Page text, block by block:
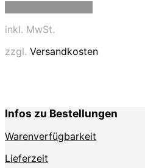
auf.
der
Produktseite
gewählt
inkl. MwSt.
zzgl. Versandkosten
Infos zu Bestellungen
Warenverfügbarkeit
Lieferzeit